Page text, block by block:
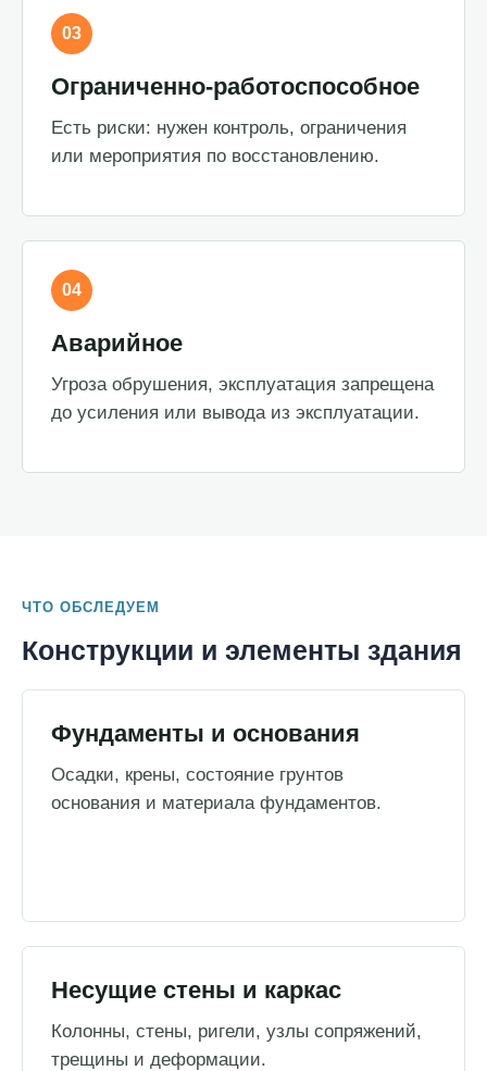
03
Ограниченно-работоспособное
Есть риски: нужен контроль, ограничения
или мероприятия по восстановлению.
04
Аварийное
Угроза обрушения, эксплуатация запрещена
до усиления или вывода из эксплуатации.
ЧТО ОБСЛЕДУЕМ
Конструкции и элементы здания
Фундаменты и основания
Осадки, крены, состояние грунтов
основания и материала фундаментов.
Несущие стены и каркас
Колонны, стены, ригели, узлы сопряжений,
трещины и деформации.